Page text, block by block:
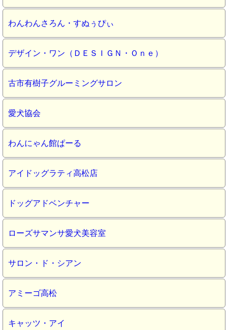
わんわんさろん・すぬぅぴぃ
デザイン・ワン（ＤＥＳＩＧＮ・Ｏｎｅ）
古市有樹子グルーミングサロン
愛犬協会
わんにゃん館ぱーる
アイドッグラティ高松店
ドッグアドベンチャー
ローズサマンサ愛犬美容室
サロン・ド・シアン
アミーゴ高松
キャッツ・アイ